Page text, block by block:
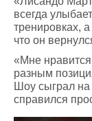
всегда
тренировках,
что он
«Мне нравится
разным
Шоу сыграл на
справился